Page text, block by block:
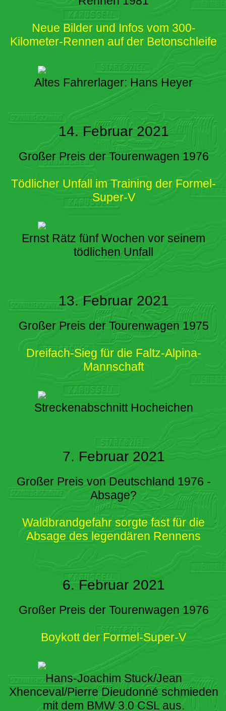
Neue Bilder und Infos vom 300-
Kilometer-Rennen auf der Betonschleife
Altes Fahrerlager: Hans Heyer
14. Februar 2021
Großer Preis der Tourenwagen 1976
Tödlicher Unfall im Training der Formel-
Super-V
Ernst Rätz fünf Wochen vor seinem
tödlichen Unfall
13. Februar 2021
Großer Preis der Tourenwagen 1975
Dreifach-Sieg für die Faltz-Alpina-
Mannschaft
Streckenabschnitt Hocheichen
7. Februar 2021
Großer Preis von Deutschland 1976 -
Absage?
Waldbrandgefahr sorgte fast für die
Absage des legendären Rennens
6. Februar 2021
Großer Preis der Tourenwagen 1976
Boykott der Formel-Super-V
Hans-Joachim Stuck/Jean
Xhenceval/Pierre Dieudonné schmieden
mit dem BMW 3.0 CSL aus.